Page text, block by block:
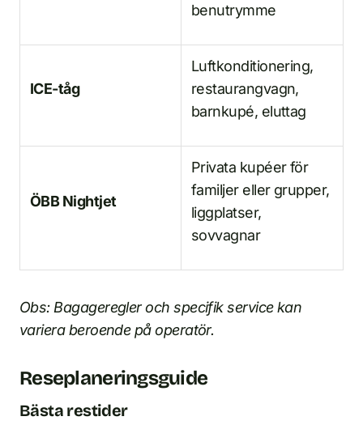
benutrymme
ICE-tåg
Luftkonditionering,
restaurangvagn,
barnkupé, eluttag
ÖBB Nightjet
Privata kupéer för
familjer eller grupper,
liggplatser,
sovvagnar
Obs: Bagageregler och specifik service kan
variera beroende på operatör.
Reseplaneringsguide
Bästa restider